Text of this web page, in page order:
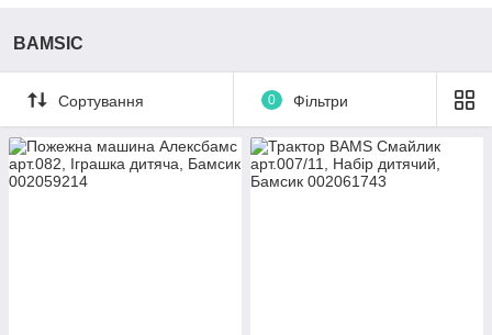
BAMSIC
Сортування 0 Фільтри